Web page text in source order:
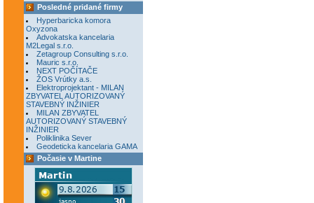
Posledné pridané firmy
Hyperbaricka komora
Oxyzona
Advokatska kancelaria
M2Legal s.r.o.
Zetagroup Consulting s.r.o.
Mauric s.r.o.
NEXT POČÍTAČE
ŽOS Vrútky a.s.
Elektroprojektant - MILAN
ZBYVATEL AUTORIZOVANÝ
STAVEBNÝ INŽINIER
MILAN ZBYVATEL
AUTORIZOVANÝ STAVEBNÝ
INŽINIER
Poliklinika Sever
Geodeticka kancelaria GAMA
Počasie v Martine